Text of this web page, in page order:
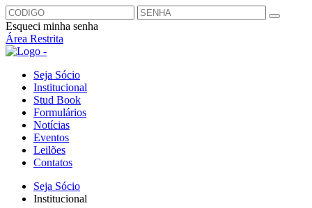
Esqueci minha senha
Área Restrita
Seja Sócio
Institucional
Stud Book
Formulários
Notícias
Eventos
Leilões
Contatos
Seja Sócio
Institucional